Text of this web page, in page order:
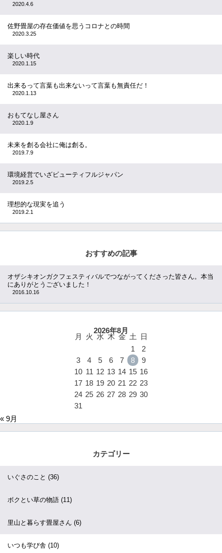
2020.4.6
佐野畳屋の存在価値を思うコロナとの時間
2020.3.25
楽しい時代
2020.1.15
出来るって言葉も出来ないって言葉も無責任だ！
2020.1.13
おもてなし屋さん
2020.1.9
未来を創る会社に俺は創る。
2019.7.9
環境経営でいざビューティフルジャパン
2019.2.5
理想的な現実を追う
2019.2.1
おすすめの記事
オザシキオンガクフェスティバルでつながってくださった皆さん。本当
にありがとうございました！
2016.10.16
2026年8月
月 火 水 木 金 土
日
1
2
3
4 5 6 7 8
9
10 11 12 13 14 15 16
17 18 19 20 21 22 23
24 25 26 27 28 29 30
31
« 9月
カテゴリー
いぐさのこと (36)
ボクとい草の物語 (11)
里山と暮らす畳屋さん (6)
いつも学び舎 (10)